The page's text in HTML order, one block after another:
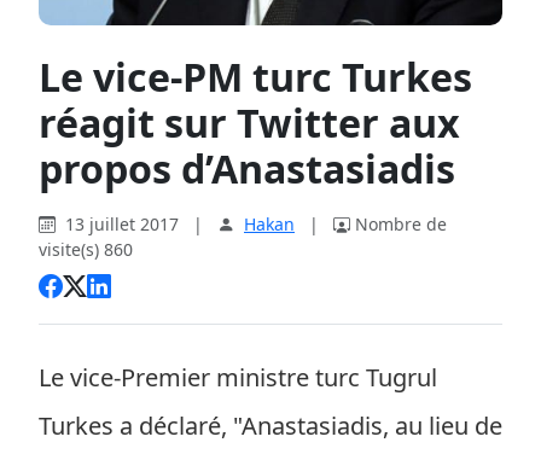
Le vice-PM turc Turkes
réagit sur Twitter aux
propos d’Anastasiadis
13 juillet 2017 | Hakan |
Nombre de
visite(s) 860
Le vice-Premier ministre turc Tugrul
Turkes a déclaré, "Anastasiadis, au lieu de